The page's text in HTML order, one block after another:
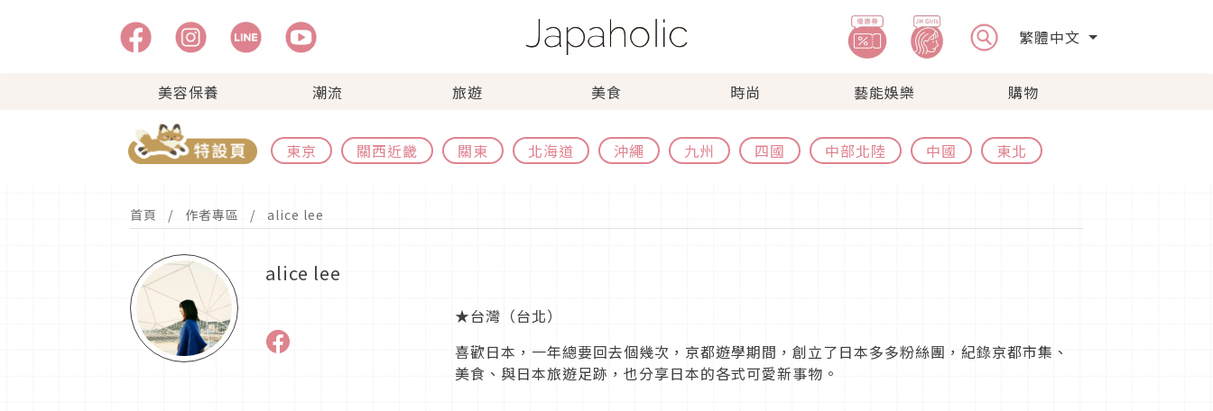
繁體中文
美容保養 潮流 旅遊 美食 時尚 藝能娛樂 購物
東京 關西近畿 關東 北海道 沖繩 九州 四國 中部北陸 中國 東北
首頁 作者專區 alice lee
alice lee
★台灣（台北）
喜歡日本，一年總要回去個幾次，京都遊學期間，創立了日本多多粉絲團，紀錄京都市集、
美食、與日本旅遊足跡，也分享日本的各式可愛新事物。